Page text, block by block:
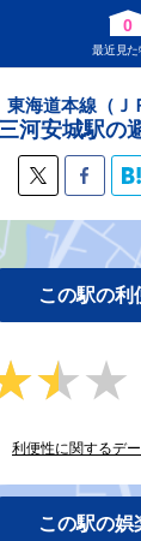
0
最近見た
東海道本線（Ｊ
河安城駅の
この駅の利
利便性に関するデ
この駅の娯